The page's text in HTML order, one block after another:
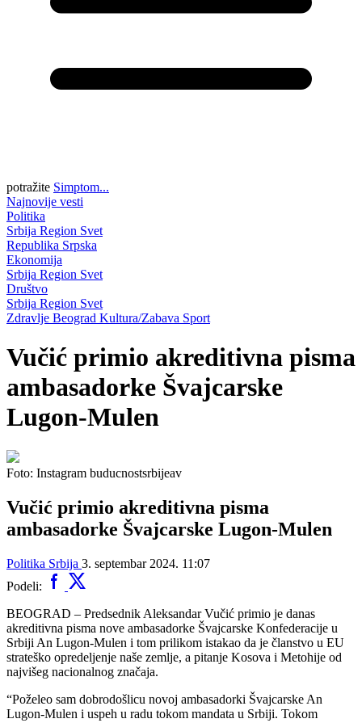
potražite Simptom...
Najnovije vesti
Politika
Srbija Region Svet
Republika Srpska
Ekonomija
Srbija Region Svet
Društvo
Srbija Region Svet
Zdravlje Beograd Kultura/Zabava Sport
Vučić primio akreditivna pisma
ambasadorke Švajcarske
Lugon-Mulen
Foto: Instagram buducnostsrbijeav
Vučić primio akreditivna pisma
ambasadorke Švajcarske Lugon-Mulen
Politika Srbija 3. septembar 2024. 11:07
Podeli:
BEOGRAD – Predsednik Aleksandar Vučić primio je danas
akreditivna pisma nove ambasadorke Švajcarske Konfederacije u
Srbiji An Lugon-Mulen i tom prilikom istakao da je članstvo u EU
strateško opredeljenje naše zemlje, a pitanje Kosova i Metohije od
najvišeg nacionalnog značaja.
“Poželeo sam dobrodošlicu novoj ambasadorki Švajcarske An
Lugon-Mulen i uspeh u radu tokom mandata u Srbiji. Tokom